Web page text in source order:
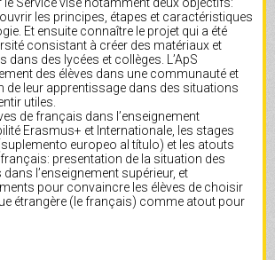
les principes, étapes et caractéristiques
Et ensuite connaître le projet qui a été
consistant à créer des matériaux et
dans des lycées et collèges. L’ApS
des élèves dans une communauté et
de leur apprentissage dans des situations
utiles.
de français dans l’enseignement
Erasmus+ et Internationale, les stages
europeo al título) et les atouts
presentation de la situation des
l’enseignement supérieur, et
pour convaincre les élèves de choisir
étrangère (le français) comme atout pour